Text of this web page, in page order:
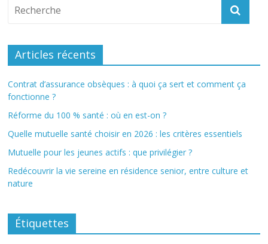
Articles récents
Contrat d’assurance obsèques : à quoi ça sert et comment ça
fonctionne ?
Réforme du 100 % santé : où en est-on ?
Quelle mutuelle santé choisir en 2026 : les critères essentiels
Mutuelle pour les jeunes actifs : que privilégier ?
Redécouvrir la vie sereine en résidence senior, entre culture et
nature
Étiquettes